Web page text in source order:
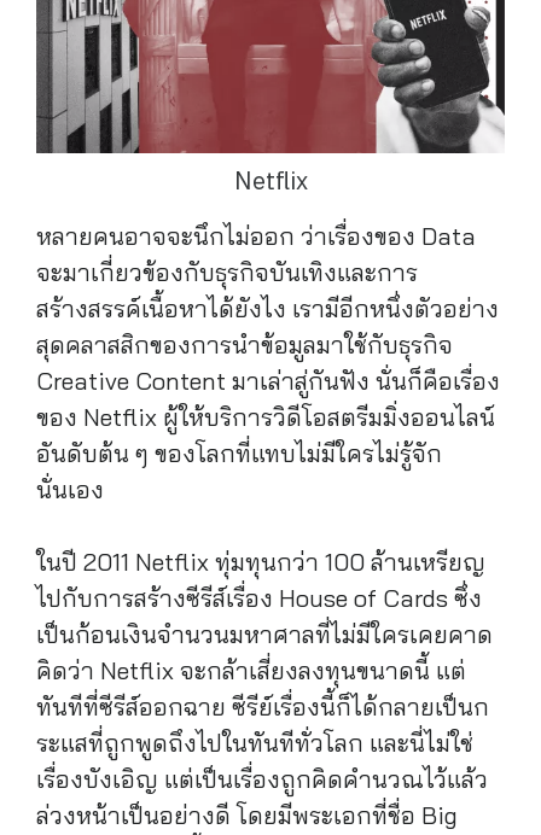
Netflix
หลายคนอาจจะนึกไม่ออก ว่าเรื่องของ Data
จะมาเกี่ยวข้องกับธุรกิจบันเทิงและการ
สร้างสรรค์เนื้อหาได้ยังไง เรามีอีกหนึ่งตัวอย่าง
สุดคลาสสิกของการนำข้อมูลมาใช้กับธุรกิจ
Creative Content มาเล่าสู่กันฟัง นั่นก็คือเรื่อง
ของ Netflix ผู้ให้บริการวิดีโอสตรีมมิ่งออนไลน์
อันดับต้น ๆ ของโลกที่แทบไม่มีใครไม่รู้จัก
นั่นเอง
ในปี 2011 Netflix ทุ่มทุนกว่า 100 ล้านเหรียญ
ไปกับการสร้างซีรีส์เรื่อง House of Cards ซึ่ง
เป็นก้อนเงินจำนวนมหาศาลที่ไม่มีใครเคยคาด
คิดว่า Netflix จะกล้าเสี่ยงลงทุนขนาดนี้ แต่
ทันทีที่ซีรีส์ออกฉาย ซีรีย์เรื่องนี้ก็ได้กลายเป็นก
ระแสที่ถูกพูดถึงไปในทันทีทั่วโลก และนี่ไม่ใช่
เรื่องบังเอิญ แต่เป็นเรื่องถูกคิดคำนวณไว้แล้ว
ล่วงหน้าเป็นอย่างดี โดยมีพระเอกที่ชื่อ Big